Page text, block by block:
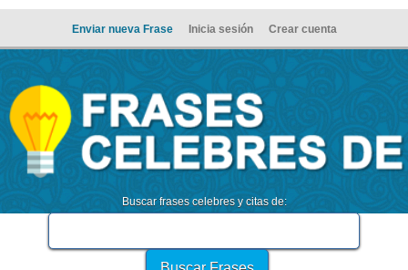
Enviar nueva Frase Inicia sesión Crear cuenta
Buscar frases celebres y citas de: